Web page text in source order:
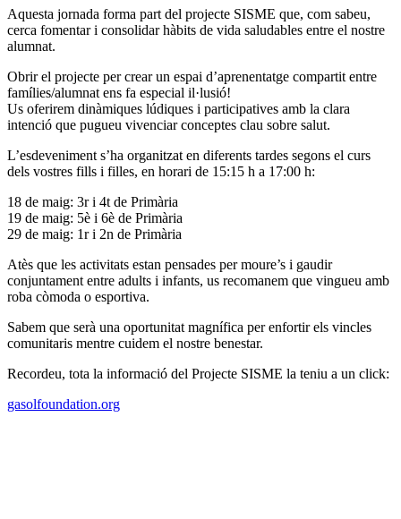
Aquesta jornada forma part del projecte SISME que, com sabeu,
cerca fomentar i consolidar hàbits de vida saludables entre el nostre
alumnat.
Obrir el projecte per crear un espai d’aprenentatge compartit entre
famílies/alumnat ens fa especial il·lusió!
Us oferirem dinàmiques lúdiques i participatives amb la clara
intenció que pugueu vivenciar conceptes clau sobre salut.
L’esdeveniment s’ha organitzat en diferents tardes segons el curs
dels vostres fills i filles, en horari de 15:15 h a 17:00 h:
18 de maig: 3r i 4t de Primària
19 de maig: 5è i 6è de Primària
29 de maig: 1r i 2n de Primària
Atès que les activitats estan pensades per moure’s i gaudir
conjuntament entre adults i infants, us recomanem que vingueu amb
roba còmoda o esportiva.
Sabem que serà una oportunitat magnífica per enfortir els vincles
comunitaris mentre cuidem el nostre benestar.
Recordeu, tota la informació del Projecte SISME la teniu a un click:
gasolfoundation.org